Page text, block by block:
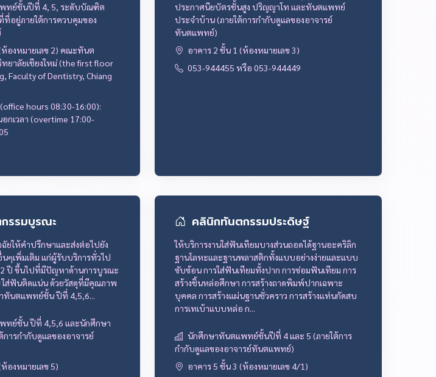
ทย์ชั้นปีที่ 4, 5, ระดับบัณฑิต
ที่อยู่ภายใต้การควบคุมของ
ห้องหมายเลข 2) คณะทันต
ยาลัยเชียงใหม่ (the first floor
Faculty of Dentistry, Chiang
(office hours 08:30-16:00):
กเวลา (overtime 17:00-
ประกาศนียบัตรชั้นสูง ปริญญาโท และทันตแพทย์
ประจำบ้าน (ภายใต้การกำกับดูแลของอาจารย์
ทันตแพทย์)
อาคาร 2 ชั้น 1 (ห้องหมายเลข 3)
053-944455 หรือ 053-944449
รรมบูรณะ
ยให้คำปรึกษาและส่งต่อไปยัง
ๆเพิ่มเติม แก่ผู้รับบริการทั่วไป
ปี ขึ้นไปที่มีปัญหาด้านการบูรณะ
ส่ฟันติดแน่น ด้วยวัสดุที่มีคุณภาพ
ทันตแพทย์ชั้น ปีที่ 4,5,6...
ทย์ชั้น ปีที่ 4,5,6 และนักศึกษา
ารกำกับดูแลของอาจารย์
องหมายเลข 5)
คลินิกทันตกรรมประดิษฐ์
ให้บริการงานใส่ฟันเทียมบางส่วนถอดได้ฐานอะคริลิก
ฐานโลหะและฐานพลาสติกทั้งแบบอย่างง่ายและแบบ
ซับซ้อน การใส่ฟันเทียมทั้งปาก การซ่อมฟันเทียม การ
สร้างชิ้นหล่อศึกษา การสร้างถาดพิมพ์ปากเฉพาะ
บุคคล การสร้างแผ่นฐานชั่วคราว การสร้างแท่นกัดสบ
การเทเบ้าแบบหล่อ ก...
นักศึกษาทันตแพทย์ชั้นปีที่ 4 และ 5 (ภายใต้การ
กำกับดูแลของอาจารย์ทันตแพทย์)
อาคาร 5 ชั้น 3 (ห้องหมายเลข 4/1)